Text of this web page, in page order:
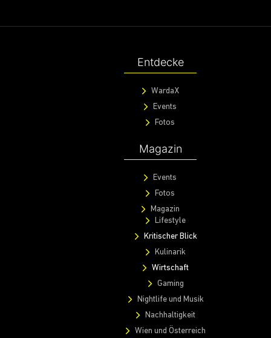
Entdecke
WardaX
Events
Fotos
Magazin
Events
Fotos
Magazin
Lifestyle
Kritischer Blick
Kulinarik
Wirtschaft
Gaming
Nightlife und Musik
Nachhaltigkeit
Wien und Österreich